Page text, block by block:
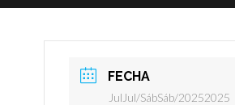
FECHA
JulJul/SábSáb/20252025